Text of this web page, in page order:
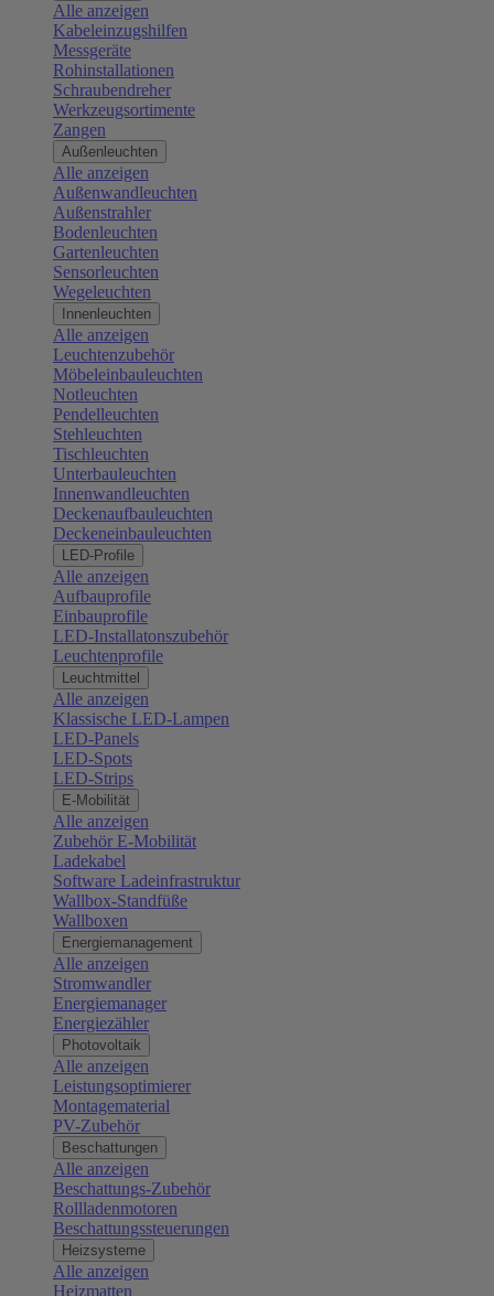
Alle anzeigen
Kabeleinzugshilfen
Messgeräte
Rohinstallationen
Schraubendreher
Werkzeugsortimente
Zangen
Außenleuchten
Alle anzeigen
Außenwandleuchten
Außenstrahler
Bodenleuchten
Gartenleuchten
Sensorleuchten
Wegeleuchten
Innenleuchten
Alle anzeigen
Leuchtenzubehör
Möbeleinbauleuchten
Notleuchten
Pendelleuchten
Stehleuchten
Tischleuchten
Unterbauleuchten
Innenwandleuchten
Deckenaufbauleuchten
Deckeneinbauleuchten
LED-Profile
Alle anzeigen
Aufbauprofile
Einbauprofile
LED-Installatonszubehör
Leuchtenprofile
Leuchtmittel
Alle anzeigen
Klassische LED-Lampen
LED-Panels
LED-Spots
LED-Strips
E-Mobilität
Alle anzeigen
Zubehör E-Mobilität
Ladekabel
Software Ladeinfrastruktur
Wallbox-Standfüße
Wallboxen
Energiemanagement
Alle anzeigen
Stromwandler
Energiemanager
Energiezähler
Photovoltaik
Alle anzeigen
Leistungsoptimierer
Montagematerial
PV-Zubehör
Beschattungen
Alle anzeigen
Beschattungs-Zubehör
Rollladenmotoren
Beschattungssteuerungen
Heizsysteme
Alle anzeigen
Heizmatten